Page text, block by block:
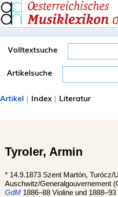
Volltextsuche
Artikelsuche
Artikel | Index | Literatur
Tyroler, Armin
* 14.9.1873 Szent Martón, Turócz/
Auschwitz/Generalgouvernement
GdM 1886–88 Violine und